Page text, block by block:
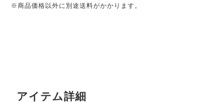
※商品価格以外に別途送料がかかります。
アイテム詳細